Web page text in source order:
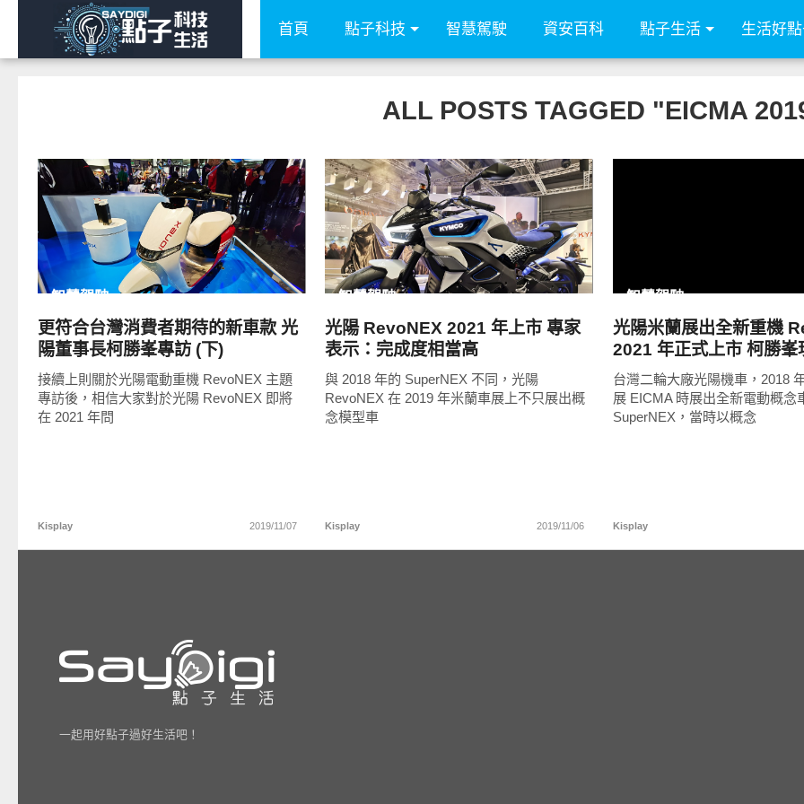
首頁 點子科技 智慧駕駛 資安百科 點子生活 生活好
ALL POSTS TAGGED "EICMA
READ
MORE
智慧駕駛
更符合台灣消費者期待的新車款 光
陽董事長柯勝峯專訪 (下)
接續上則關於光陽電動重機 RevoNEX 主題
專訪後，相信大家對於光陽 RevoNEX 即將
在 2021 年問
Kisplay 2019/11/07
READ
MORE
智慧駕駛
光陽 RevoNEX 2021 年上市 專家
表示：完成度相當高
與 2018 年的 SuperNEX 不同，光陽
RevoNEX 在 2019 年米蘭車展上不只展出概
念模型車
Kisplay 2019/11/06
智慧駕駛
光陽米蘭展出全新重機
2021 年正式上市 柯勝峯
台灣二輪大廠光陽機車，2018
展 EICMA 時展出全新電動概念
SuperNEX，當時以概念
Kisplay
一起用好點子過好生活吧！